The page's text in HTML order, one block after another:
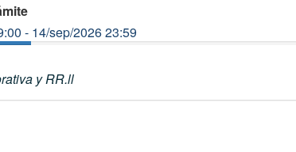
- 14/sep/2026 23:59
y RR.ll